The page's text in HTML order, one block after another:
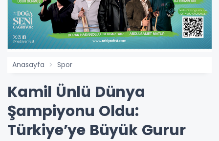
Anasayfa Spor
Kamil Ünlü Dünya
Şampiyonu Oldu:
Türkiye’ye Büyük Gurur